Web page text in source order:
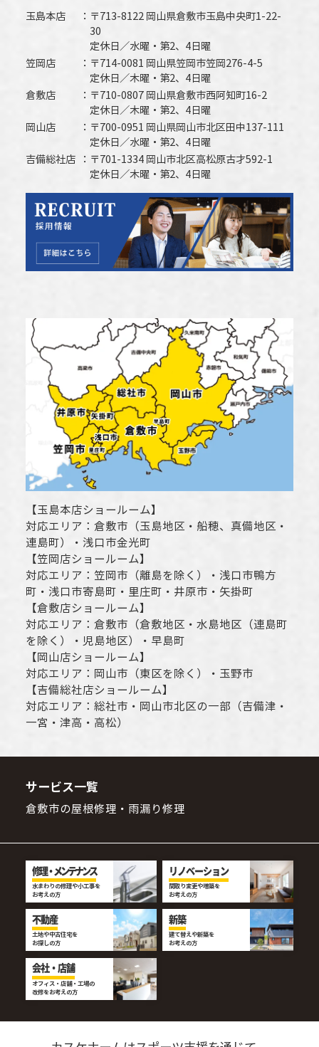
玉島本店
〒713-8122 岡山県倉敷市玉島中央町1-22-
30
定休日／水曜・第2、4日曜
笠岡店
〒714-0081 岡山県笠岡市笠岡276-4-5
定休日／木曜・第2、4日曜
倉敷店
〒710-0807 岡山県倉敷市西阿知町16-2
定休日／木曜・第2、4日曜
岡山店
〒700-0951 岡山県岡山市北区田中137-111
定休日／水曜・第2、4日曜
吉備総社店
〒701-1334 岡山市北区高松原古才592-1
定休日／木曜・第2、4日曜
【玉島本店ショールーム】
対応エリア： 倉敷市 （玉島地区・船穂、真備地区・
連島町）・ 浅口市金光町
【笠岡店ショールーム】
対応エリア： 笠岡市（離島を除く） ・ 浅口市鴨方
町・ 浅口市寄島町・里庄町・ 井原市 ・矢掛町
【倉敷店ショールーム】
対応エリア： 倉敷市 （倉敷地区・水島地区（連島町
を除く）・児島地区）・早島町
【岡山店ショールーム】
対応エリア： 岡山市 （東区を除く）・玉野市
【吉備総社店ショールーム】
対応エリア： 総社市 ・ 岡山市北区の一部（吉備津・
一宮・津高・高松）
サービス一覧
倉敷市の屋根修理・雨漏り修理
修理・メンテナンス
水まわりの修理や小工事を
お考えの方
リノベーション
間取り変更や増築を
お考えの方
不動産
土地や中古住宅を
お探しの方
新築
建て替えや新築を
お考えの方
会社・店舗
オフィス・店舗・工場の
改修をお考えの方